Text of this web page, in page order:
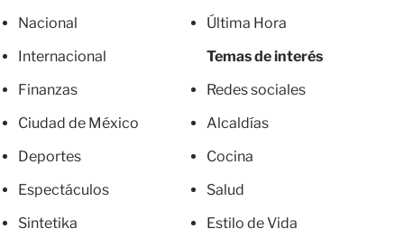
Nacional
Internacional
Finanzas
Ciudad de México
Deportes
Espectáculos
Sintetika
Última Hora
Temas de interés
Redes sociales
Alcaldías
Cocina
Salud
Estilo de Vida